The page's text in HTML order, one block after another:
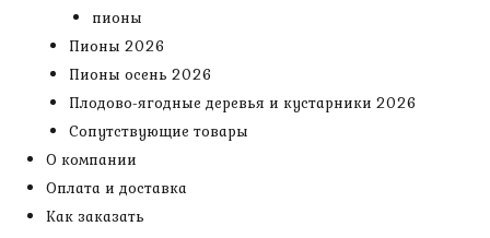
пионы
Пионы 2026
Пионы осень 2026
Плодово-ягодные деревья и кустарники 2026
Сопутствующие товары
О компании
Оплата и доставка
Как заказать